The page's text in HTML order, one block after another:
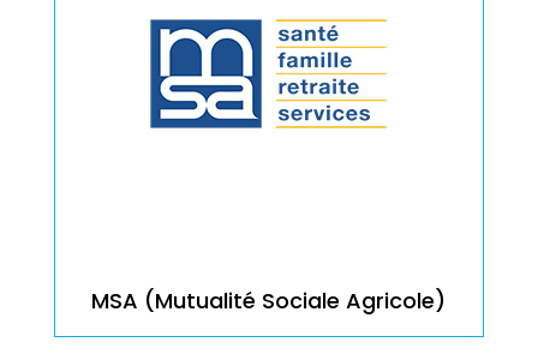
MSA (Mutualité Sociale Agricole)